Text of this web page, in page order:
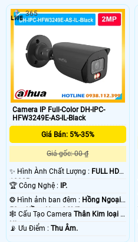
Camera IP Full-Color DH-IPC-
HFW3249E-AS-IL-Black
Giá Bán: 5%-35%
Giá gốc: 00 ₫
✨ Hình Ành Chất Lượng : FULL HD
1080P .
🏆 Công Nghệ :
IP.
❂ Hình ảnh ban đêm : Hồng Ngoại
50m Hồng Ngoại SMD.
🕸️ Cấu Tạo Camera Thân Kim loại +
Nhựa.
️📡 Ưu Điểm : Thu Âm.
365